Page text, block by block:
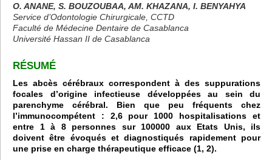
O. ANANE, S. BOUZOUBAA, AM. KHAZANA, I. BENYAHYA
Service d’Odontologie Chirurgicale, CCTD
Faculté de Médecine Dentaire de Casablanca
Université Hassan II de Casablanca
RÉSUMÉ
Les abcès cérébraux correspondent à des suppurations
focales d’origine infectieuse développées au sein du
parenchyme cérébral. Bien que peu fréquents chez
l’immunocompétent : 2,6 pour 1000 hospitalisations et
entre 1 à 8 personnes sur 100000 aux Etats Unis, ils
doivent être évoqués et diagnostiqués rapidement pour
une prise en charge thérapeutique efficace (1, 2).